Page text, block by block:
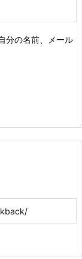
分の名前、メール